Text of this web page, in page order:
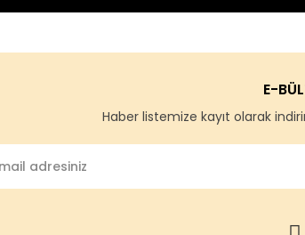
E-
Haber listemize kayıt olarak